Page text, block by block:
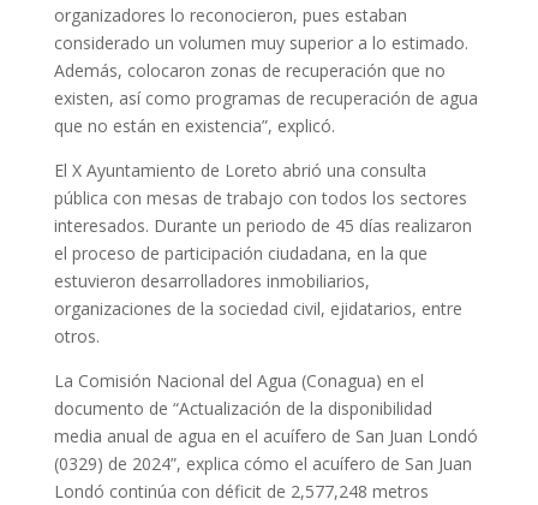
organizadores lo reconocieron, pues estaban
considerado un volumen muy superior a lo estimado.
Además, colocaron zonas de recuperación que no
existen, así como programas de recuperación de agua
que no están en existencia”, explicó.
El X Ayuntamiento de Loreto abrió una consulta
pública con mesas de trabajo con todos los sectores
interesados. Durante un periodo de 45 días realizaron
el proceso de participación ciudadana, en la que
estuvieron desarrolladores inmobiliarios,
organizaciones de la sociedad civil, ejidatarios, entre
otros.
La Comisión Nacional del Agua (Conagua) en el
documento de “Actualización de la disponibilidad
media anual de agua en el acuífero de San Juan Londó
(0329) de 2024”, explica cómo el acuífero de San Juan
Londó continúa con déficit de 2,577,248 metros